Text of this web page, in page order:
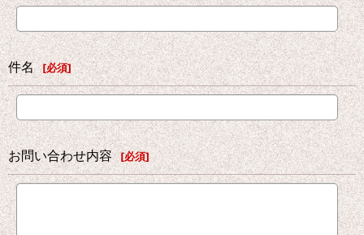
件名 [必須]
お問い合わせ内容 [必須]